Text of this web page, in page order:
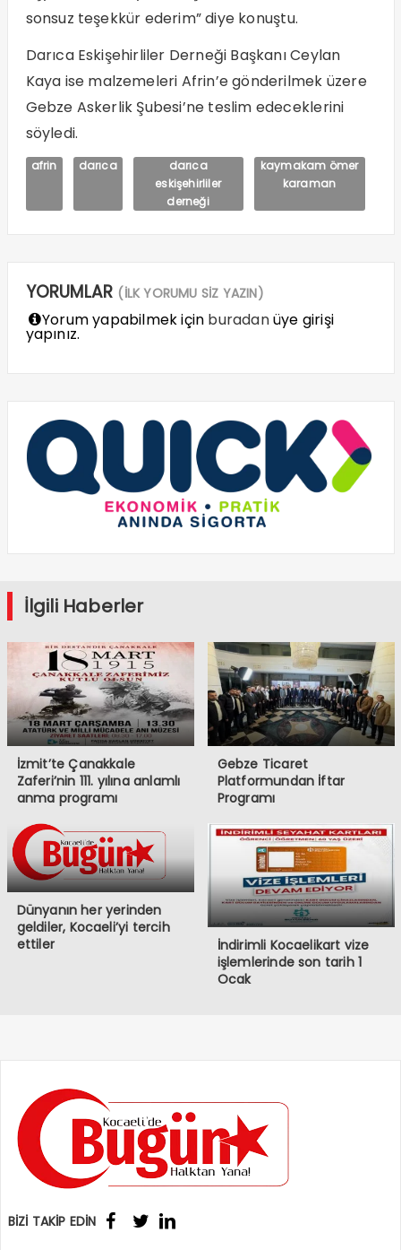
sonsuz teşekkür ederim” diye konuştu.
Darıca Eskişehirliler Derneği Başkanı Ceylan
Kaya ise malzemeleri Afrin’e gönderilmek üzere
Gebze Askerlik Şubesi’ne teslim edeceklerini
söyledi.
afrin darıca
darıca
eskişehirliler
derneği
kaymakam ömer
karaman
YORUMLAR (İLK YORUMU SİZ YAZIN)
Yorum yapabilmek için buradanüye girişi
yapınız.
İlgili Haberler
İzmit’te Çanakkale
Zaferi’nin 111. yılına anlamlı
anma programı
Gebze Ticaret
Platformundan İftar
Programı
Dünyanın her yerinden
geldiler, Kocaeli’yi tercih
ettiler
İndirimli Kocaelikart vize
işlemlerinde son tarih 1
Ocak
BİZİ TAKİP EDİN